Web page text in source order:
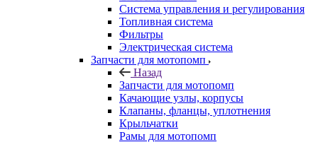
Система управления и регулирования
Топливная система
Фильтры
Электрическая система
Запчасти для мотопомп
Назад
Запчасти для мотопомп
Качающие узлы, корпусы
Клапаны, фланцы, уплотнения
Крыльчатки
Рамы для мотопомп